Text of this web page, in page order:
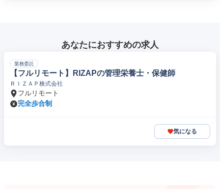
あなたにおすすめの求人
業務委託
【フルリモート】RIZAPの管理栄養士・保健師
ＲＩＺＡＰ株式会社
フルリモート
完全歩合制
気になる